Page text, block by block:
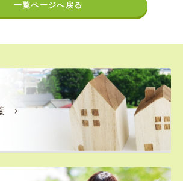
一覧ページへ戻る